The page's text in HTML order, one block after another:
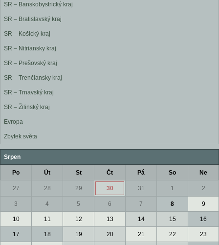
SR – Banskobystrický kraj
SR – Bratislavský kraj
SR – Košický kraj
SR – Nitriansky kraj
SR – Prešovský kraj
SR – Trenčiansky kraj
SR – Trnavský kraj
SR – Žilinský kraj
Evropa
Zbytek světa
Srpen
Po Út St Čt Pá So Ne
27 28 29 30 31 1 2
3 4 5 6 7 8 9
10 11 12 13 14 15 16
17 18 19 20 21 22 23